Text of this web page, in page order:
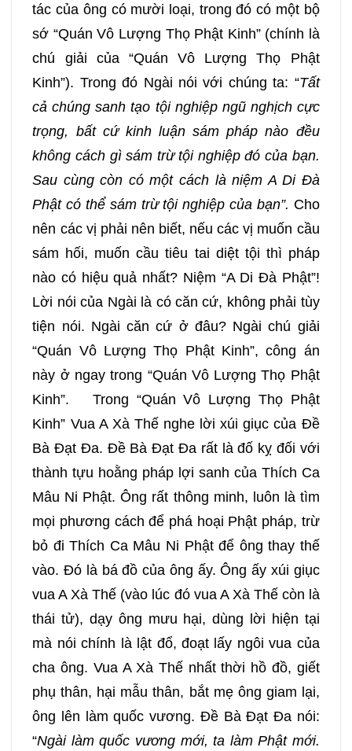
tác của ông có mười loại, trong đó có một bộ
sớ “Quán Vô Lượng Thọ Phật Kinh” (chính là
chú giải của “Quán Vô Lượng Thọ Phật
Kinh”). Trong đó Ngài nói với chúng ta: “Tất
cả chúng sanh tạo tội nghiệp ngũ nghịch cực
trọng, bất cứ kinh luận sám pháp nào đều
không cách gì sám trừ tội nghiệp đó của bạn.
Sau cùng còn có một cách là niệm A Di Đà
Phật có thể sám trừ tội nghiệp của bạn”. Cho
nên các vị phải nên biết, nếu các vị muốn cầu
sám hối, muốn cầu tiêu tai diệt tội thì pháp
nào có hiệu quả nhất? Niệm “A Di Đà Phật”!
Lời nói của Ngài là có căn cứ, không phải tùy
tiện nói. Ngài căn cứ ở đâu? Ngài chú giải
“Quán Vô Lượng Thọ Phật Kinh”, công án
này ở ngay trong “Quán Vô Lượng Thọ Phật
Kinh”. Trong “Quán Vô Lượng Thọ Phật
Kinh” Vua A Xà Thế nghe lời xúi giục của Đề
Bà Đạt Đa. Đề Bà Đạt Đa rất là đố kỵ đối với
thành tựu hoằng pháp lợi sanh của Thích Ca
Mâu Ni Phật. Ông rất thông minh, luôn là tìm
mọi phương cách để phá hoại Phật pháp, trừ
bỏ đi Thích Ca Mâu Ni Phật để ông thay thế
vào. Đó là bá đồ của ông ấy. Ông ấy xúi giục
vua A Xà Thế (vào lúc đó vua A Xà Thế còn là
thái tử), dạy ông mưu hại, dùng lời hiện tại
mà nói chính là lật đổ, đoạt lấy ngôi vua của
cha ông. Vua A Xà Thế nhất thời hồ đồ, giết
phụ thân, hại mẫu thân, bắt mẹ ông giam lại,
ông lên làm quốc vương. Đề Bà Đạt Đa nói:
“Ngài làm quốc vương mới, ta làm Phật mới.